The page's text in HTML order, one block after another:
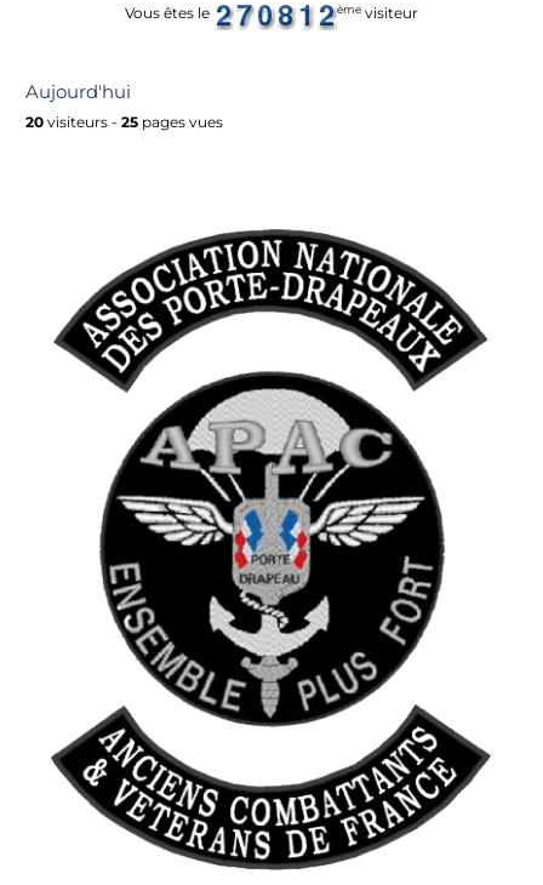
Vous êtes le ème visiteur
Aujourd'hui
20 visiteurs - 25 pages vues